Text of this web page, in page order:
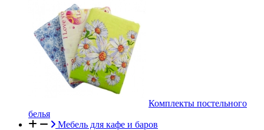
Комплекты постельного
белья
Мебель для кафе и баров